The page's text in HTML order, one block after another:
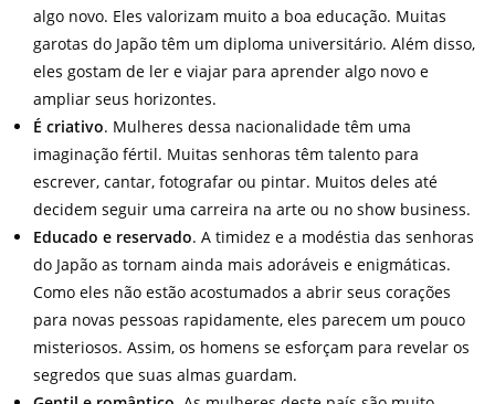
algo novo. Eles valorizam muito a boa educação. Muitas
garotas do Japão têm um diploma universitário. Além disso,
eles gostam de ler e viajar para aprender algo novo e
ampliar seus horizontes.
É criativo. Mulheres dessa nacionalidade têm uma
imaginação fértil. Muitas senhoras têm talento para
escrever, cantar, fotografar ou pintar. Muitos deles até
decidem seguir uma carreira na arte ou no show business.
Educado e reservado. A timidez e a modéstia das senhoras
do Japão as tornam ainda mais adoráveis e enigmáticas.
Como eles não estão acostumados a abrir seus corações
para novas pessoas rapidamente, eles parecem um pouco
misteriosos. Assim, os homens se esforçam para revelar os
segredos que suas almas guardam.